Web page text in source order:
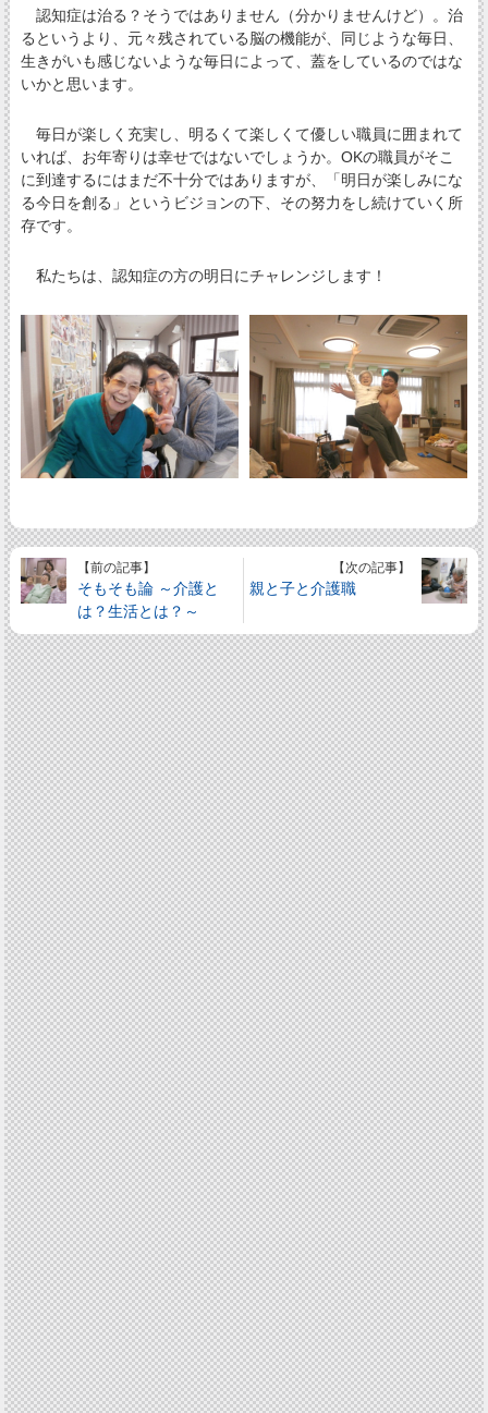
認知症は治る？そうではありません（分かりませんけど）。治
るというより、元々残されている脳の機能が、同じような毎日、
生きがいも感じないような毎日によって、蓋をしているのではな
いかと思います。
毎日が楽しく充実し、明るくて楽しくて優しい職員に囲まれて
いれば、お年寄りは幸せではないでしょうか。OKの職員がそこ
に到達するにはまだ不十分ではありますが、「明日が楽しみにな
る今日を創る」というビジョンの下、その努力をし続けていく所
存です。
私たちは、認知症の方の明日にチャレンジします！
【前の記事】
そもそも論 ～介護と
は？生活とは？～
【次の記事】
親と子と介護職